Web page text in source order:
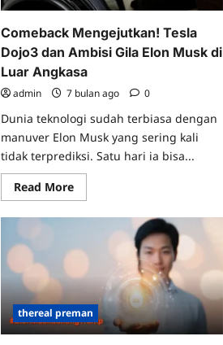
Comeback Mengejutkan! Tesla
Dojo3 dan Ambisi Gila Elon Musk di
Luar Angkasa
admin 7 bulan ago 0
Dunia teknologi sudah terbiasa dengan
manuver Elon Musk yang sering kali
tidak terprediksi. Satu hari ia bisa...
Read MoreRead
more
Comeback
Mengejutkan!
Dojo3
Ambisi
Gila
Elon
Musk
di
Luar
thereal preman